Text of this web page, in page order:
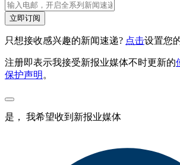
立即订阅
只想接收感兴趣的新闻速递? 点击设置您
注册即表示我接受新报业媒体不时更新的
保护声明 。
是， 我希望收到新报业媒体